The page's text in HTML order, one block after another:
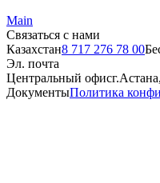
Main
Связаться с нами
Казахстан8 717 276 78 00
Эл. почта
Центральный офис
ДокументыПолитика